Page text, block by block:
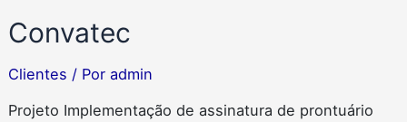
Convatec
Clientes / Por admin
Projeto Implementação de assinatura de prontuário